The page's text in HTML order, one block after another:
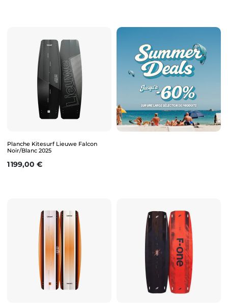
Planche Kitesurf Lieuwe Falcon
Noir/Blanc 2025
Prix
1 199,00 €